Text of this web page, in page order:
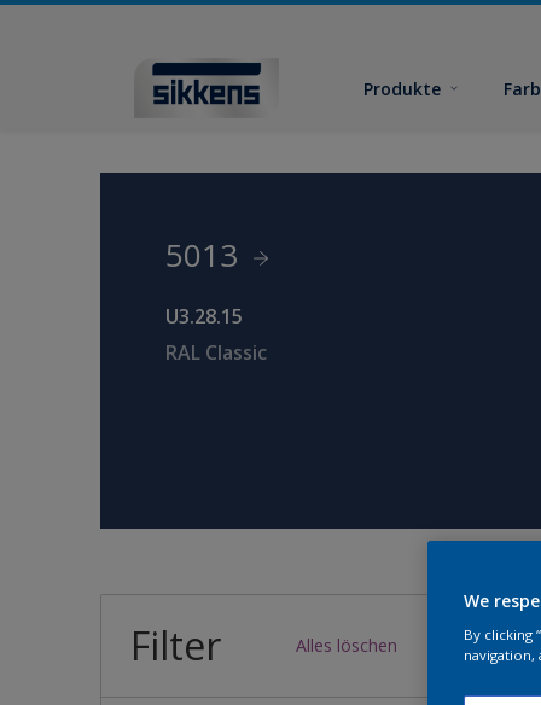
Produkte
5013
U3.28.15
RAL Classic
Filter Alles löschen
We
By clicking
navigation,